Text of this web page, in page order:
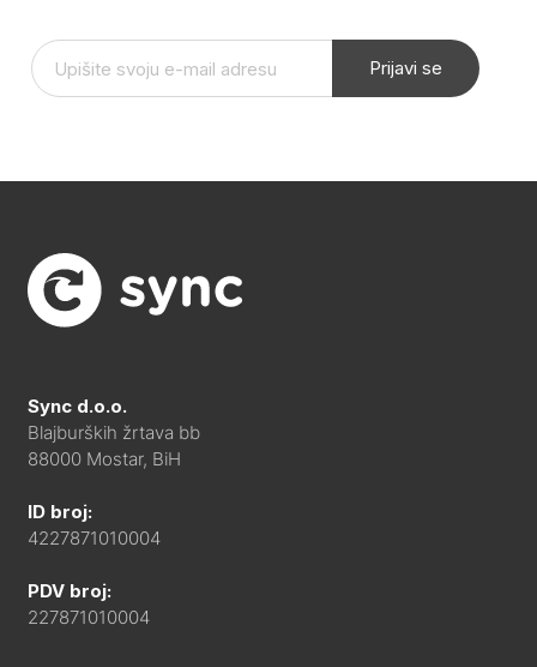
Prijavi se
Sync d.o.o.
Blajburških žrtava bb
88000 Mostar, BiH
ID broj:
4227871010004
PDV broj:
227871010004